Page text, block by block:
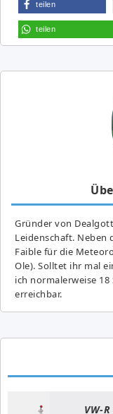
teilen
teilen
Gründer von
Leidenschaft. Neben
Fai­ble für die
Ole). Solltet ihr mal
ich normalerweise
erreichbar.
VW-R